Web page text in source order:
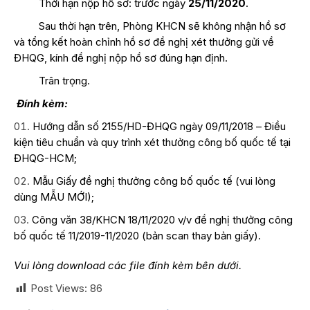
Thời hạn nộp hồ sơ: trước ngày 25/11/2020.
Sau thời hạn trên, Phòng KHCN sẽ không nhận hồ sơ
và tổng kết hoàn chỉnh hồ sơ đề nghị xét thưởng gửi về
ĐHQG, kính đề nghị nộp hồ sơ đúng hạn định.
Trân trọng.
Đính kèm:
Hướng dẫn số 2155/HD-ĐHQG ngày 09/11/2018 – Điều
kiện tiêu chuẩn và quy trình xét thưởng công bố quốc tế tại
ĐHQG-HCM;
Mẫu Giấy đề nghị thưởng công bố quốc tế (vui lòng
dùng MẪU MỚI);
Công văn 38/KHCN 18/11/2020 v/v đề nghị thưởng công
bố quốc tế 11/2019-11/2020 (bản scan thay bản giấy).
Vui lòng download các file đính kèm bên dưới.
Post Views: 86